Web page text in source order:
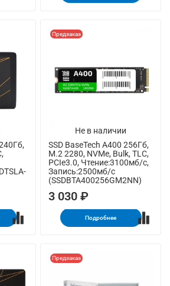
Не в наличии
Предзаказ
SSD BaseTech A400 256Гб,
M.2 2280, NVMe, Bulk, TLC,
PCIe3.0, Чтение:3100мб/с,
Запись:2500мб/с
(SSDBTA400256GM2NN)
3 030 ₽
Подробнее
Предзаказ